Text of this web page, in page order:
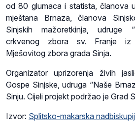
od 80 glumaca i statista, članova
mještana Brnaza, članova
Sinjskih mažoretkinja, udruge
crkvenog zbora sv. Franje iz
Mješovitog zbora grada Sinja.
Organizator uprizorenja živih
Gospe Sinjske, udruga “Naše
Sinju. Cijeli projekt podržao je Grad
Izvor: Splitsko-makarska